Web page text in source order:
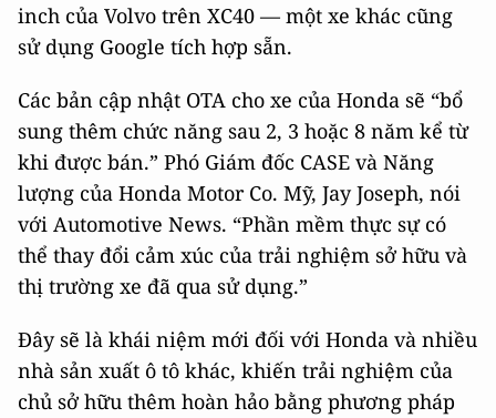
inch của Volvo trên XC40 — một xe khác cũng
sử dụng Google tích hợp sẵn.
Các bản cập nhật OTA cho xe của Honda sẽ “bổ
sung thêm chức năng sau 2, 3 hoặc 8 năm kể từ
khi được bán.” Phó Giám đốc CASE và Năng
lượng của Honda Motor Co. Mỹ, Jay Joseph, nói
với Automotive News. “Phần mềm thực sự có
thể thay đổi cảm xúc của trải nghiệm sở hữu và
thị trường xe đã qua sử dụng.”
Đây sẽ là khái niệm mới đối với Honda và nhiều
nhà sản xuất ô tô khác, khiến trải nghiệm của
chủ sở hữu thêm hoàn hảo bằng phương pháp